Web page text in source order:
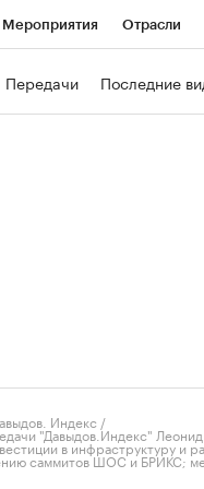
Мероприятия Отрасли
Передачи Последние
Индекс /
"Давыдов.Индекс"
в инфраструктуру и
саммитов ШОС и БРИКС;